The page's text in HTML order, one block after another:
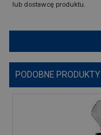
lub dostawcę produktu.
PODOBNE PRODUKTY